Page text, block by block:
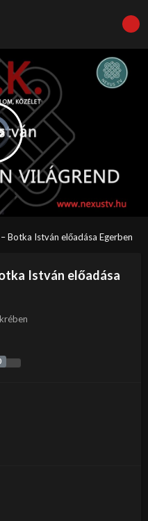
Botka István előadása Egerben
István előadása